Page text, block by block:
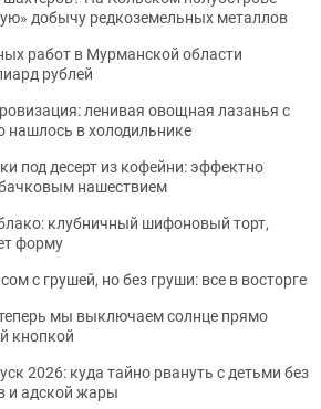
добычу редкоземельных металлов
работ в Мурманской области
рублей
ленивая овощная лазанья с
нашлось в холодильнике
под десерт из кофейни: эффектно
нашествием
клубничный шифоновый торт,
форму
с грушей, но без груши: все в восторге
мы выключаем солнце прямо
кнопкой
2026: куда тайно рвануть с детьми без
и адской жары